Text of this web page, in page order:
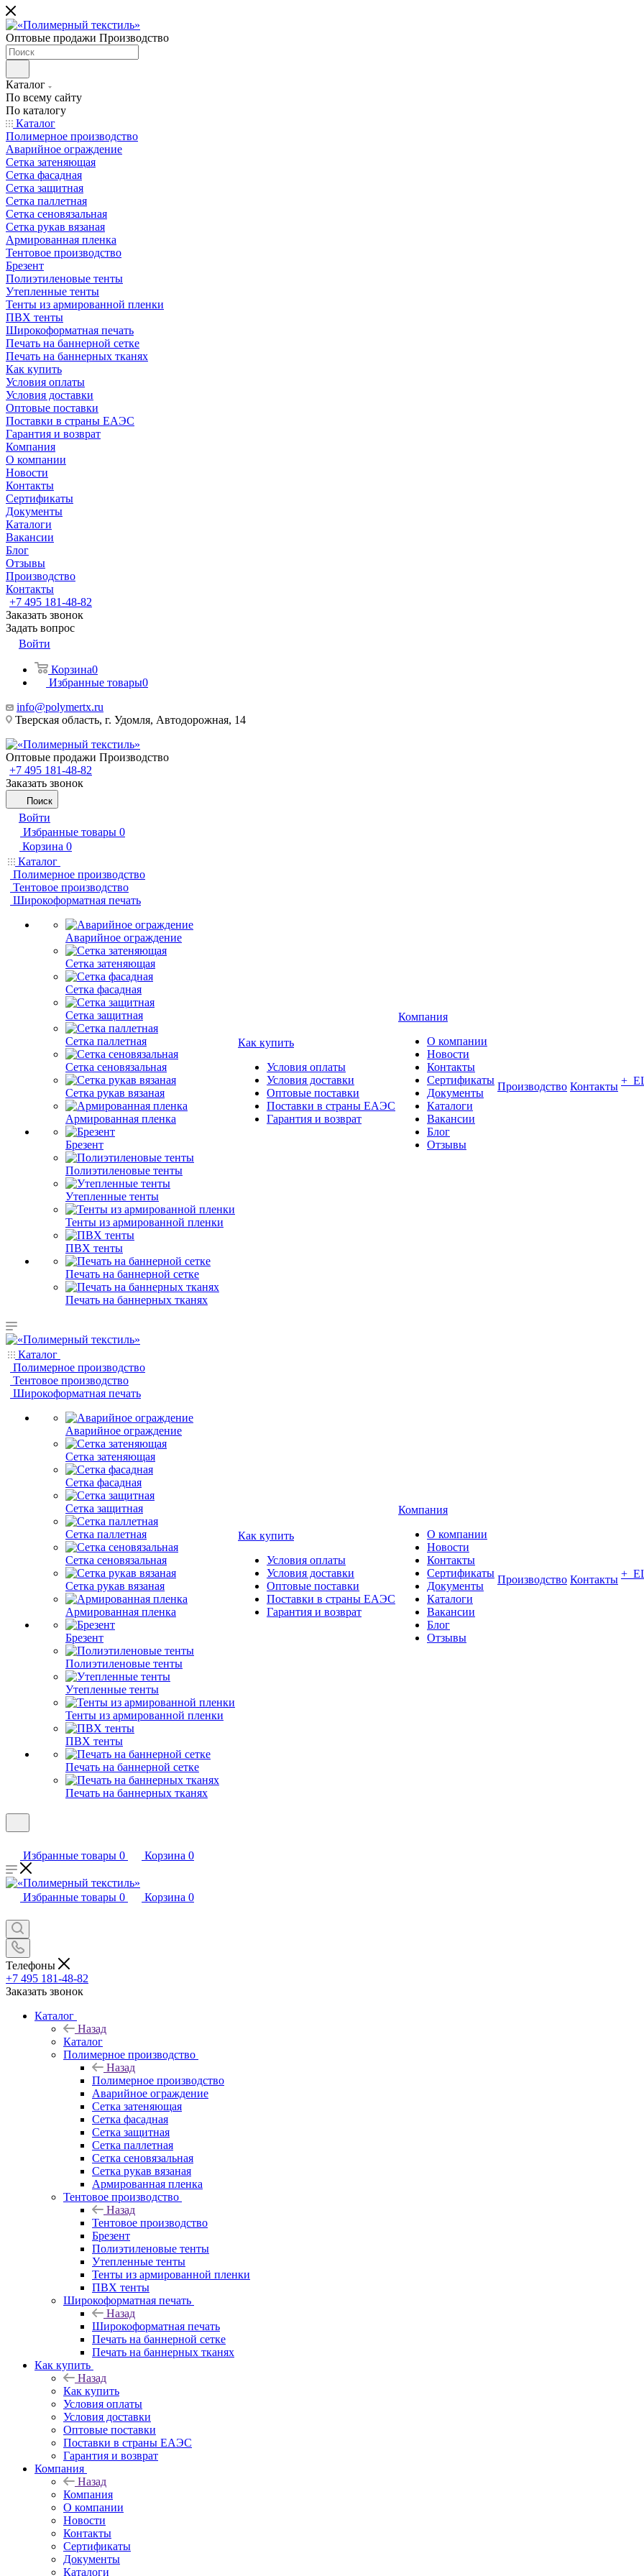
Оптовые продажи Производство
Каталог
По всему сайту
По каталогу
Каталог
Полимерное производство
Аварийное ограждение
Сетка затеняющая
Сетка фасадная
Сетка защитная
Сетка паллетная
Сетка сеновязальная
Сетка рукав вязаная
Армированная пленка
Тентовое производство
Брезент
Полиэтиленовые тенты
Утепленные тенты
Тенты из армированной пленки
ПВХ тенты
Широкоформатная печать
Печать на баннерной сетке
Печать на баннерных тканях
Как купить
Условия оплаты
Условия доставки
Оптовые поставки
Поставки в страны ЕАЭС
Гарантия и возврат
Компания
О компании
Новости
Контакты
Сертификаты
Документы
Каталоги
Вакансии
Блог
Отзывы
Производство
Контакты
+7 495 181-48-82
Заказать звонок
Задать вопрос
Войти
Корзина0
Избранные товары0
info@polymertx.ru
Тверская область, г. Удомля, Автодорожная, 14
Оптовые продажи Производство
+7 495 181-48-82
Заказать звонок
Поиск
Войти
Избранные товары 0
Корзина 0
Каталог
Полимерное производство
Тентовое производство
Широкоформатная печать
Аварийное ограждение
Сетка затеняющая
Сетка фасадная
Сетка защитная
Сетка паллетная
Сетка сеновязальная
Сетка рукав вязаная
Армированная пленка
Брезент
Полиэтиленовые тенты
Утепленные тенты
Тенты из армированной пленки
ПВХ тенты
Печать на баннерной сетке
Печать на баннерных тканях
Как купить
Условия оплаты
Условия доставки
Оптовые поставки
Поставки в страны ЕАЭС
Гарантия и возврат
Компания
О компании
Новости
Контакты
Сертификаты
Документы
Каталоги
Вакансии
Блог
Отзывы
Производство Контакты +
Каталог
Полимерное производство
Тентовое производство
Широкоформатная печать
Аварийное ограждение
Сетка затеняющая
Сетка фасадная
Сетка защитная
Сетка паллетная
Сетка сеновязальная
Сетка рукав вязаная
Армированная пленка
Брезент
Полиэтиленовые тенты
Утепленные тенты
Тенты из армированной пленки
ПВХ тенты
Печать на баннерной сетке
Печать на баннерных тканях
Как купить
Условия оплаты
Условия доставки
Оптовые поставки
Поставки в страны ЕАЭС
Гарантия и возврат
Компания
О компании
Новости
Контакты
Сертификаты
Документы
Каталоги
Вакансии
Блог
Отзывы
Производство Контакты +
Избранные товары 0 Корзина 0
Избранные товары 0 Корзина 0
Телефоны
+7 495 181-48-82
Заказать звонок
Каталог
Назад
Каталог
Полимерное производство
Назад
Полимерное производство
Аварийное ограждение
Сетка затеняющая
Сетка фасадная
Сетка защитная
Сетка паллетная
Сетка сеновязальная
Сетка рукав вязаная
Армированная пленка
Тентовое производство
Назад
Тентовое производство
Брезент
Полиэтиленовые тенты
Утепленные тенты
Тенты из армированной пленки
ПВХ тенты
Широкоформатная печать
Назад
Широкоформатная печать
Печать на баннерной сетке
Печать на баннерных тканях
Как купить
Назад
Как купить
Условия оплаты
Условия доставки
Оптовые поставки
Поставки в страны ЕАЭС
Гарантия и возврат
Компания
Назад
Компания
О компании
Новости
Контакты
Сертификаты
Документы
Каталоги